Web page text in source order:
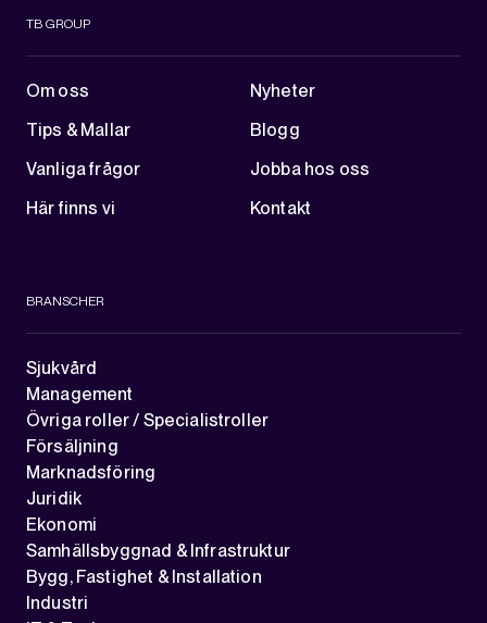
TB GROUP
Om oss
Nyheter
Tips & Mallar
Blogg
Vanliga frågor
Jobba hos oss
Här finns vi
Kontakt
BRANSCHER
Sjukvård
Management
Övriga roller / Specialistroller
Försäljning
Marknadsföring
Juridik
Ekonomi
Samhällsbyggnad & Infrastruktur
Bygg, Fastighet & Installation
Industri